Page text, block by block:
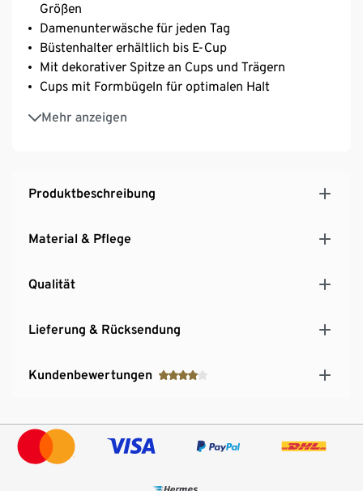
Größen
Damenunterwäsche für jeden Tag
Büstenhalter erhältlich bis E-Cup
Mit dekorativer Spitze an Cups und Trägern
Cups mit Formbügeln für optimalen Halt
Mehr anzeigen
Mit zusätzlichen Power-Mesh-Zonen für besonders
3-fach verstellbarer SoftSeal®-Häkchenverschluss
Produktbeschreibung
Material & Pflege
Qualität
Lieferung & Rücksendung
Kundenbewertungen